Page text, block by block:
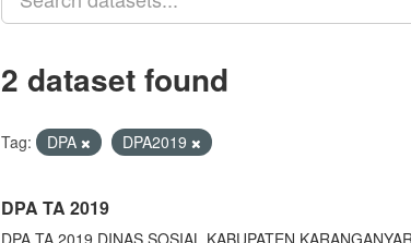
2 dataset found
Tag: DPA DPA2019
DPA TA 2019
DPA TA 2019 DINAS SOSIAL KABUPATEN